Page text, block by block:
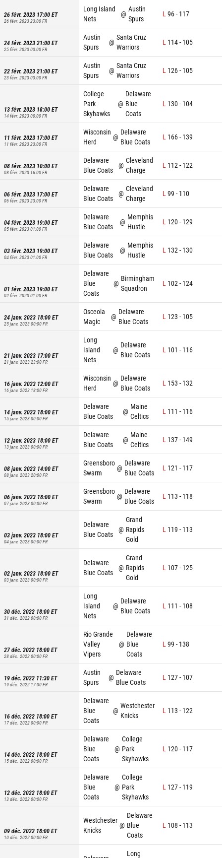
26 févr. 2023 17:00ET
26 févr. 2023 23:00FR
Long Island
Nets
@
Austin
Spurs
L96- 117
24 févr. 2023 21:00ET
25 févr. 2023 03:00FR
Austin
Spurs
@
Santa Cruz
Warriors
L 114- 105
22 févr. 2023 21:00ET
23 févr. 2023 03:00FR
Austin
Spurs
@
Santa Cruz
Warriors
L 126- 105
13 févr. 2023 18:00ET
14 févr. 2023 00:00FR
College
Park
Skyhawks
@
Delaware
Blue
Coats
L 130- 104
11 févr. 2023 17:00ET
11 févr. 2023 23:00FR
Wisconsin
Herd
@
Delaware
Blue Coats
L 166- 139
08 févr. 2023 10:00ET
08 févr. 2023 16:00FR
Delaware
Blue Coats
@
Cleveland
Charge
L 112- 122
06 févr. 2023 17:00ET
06 févr. 2023 23:00FR
Delaware
Blue Coats
@
Cleveland
Charge
L99 - 110
04 févr. 2023 19:00ET
05 févr. 2023 01:00FR
Delaware
Blue Coats
@
Memphis
Hustle
L 120- 129
03 févr. 2023 19:00ET
04 févr. 2023 01:00FR
Delaware
Blue Coats
@
Memphis
Hustle
L 132- 130
01 févr. 2023 19:00ET
02 févr. 2023 01:00FR
Delaware
Blue
Coats
@
Birmingham
Squadron
L 102- 124
24 janv. 2023 18:00ET
25 janv. 2023 00:00FR
Osceola
Magic
@
Delaware
Blue Coats
L 123 - 105
21 janv. 2023 17:00ET
21 janv. 2023 23:00FR
Long
Island
Nets
@
Delaware
Blue Coats
L 101 - 116
16 janv. 2023 12:00ET
16 janv. 2023 18:00FR
Wisconsin
Herd
@
Delaware
Blue Coats
L 153 - 132
14 janv. 2023 18:00ET
15 janv. 2023 00:00FR
Delaware
Blue Coats
@
Maine
Celtics
L 111 - 116
12 janv. 2023 18:00ET
13 janv. 2023 00:00FR
Delaware
Blue Coats
@
Maine
Celtics
L 137- 149
08 janv. 2023 14:00ET
08 janv. 2023 20:00FR
Greensboro
Swarm
@
Delaware
Blue Coats
L 121 - 117
06 janv. 2023 18:00ET
07 janv. 2023 00:00FR
Greensboro
Swarm
@
Delaware
Blue Coats
L 113 - 118
03 janv. 2023 18:00ET
04 janv. 2023 00:00FR
Delaware
Blue Coats
@
Grand
Rapids
Gold
L 119 - 113
02 janv. 2023 18:00ET
03 janv. 2023 00:00FR
Delaware
Blue Coats
@
Grand
Rapids
Gold
L 107- 125
30 déc. 2022 18:00ET
31 déc. 2022 00:00FR
Long
Island
Nets
@
Delaware
Blue Coats
L 111 - 108
27 déc. 2022 18:00ET
28 déc. 2022 00:00FR
Rio Grande
Valley
Vipers
@
Delaware
Blue
Coats
L99 - 138
19 déc. 2022 11:30ET
19 déc. 2022 17:30FR
Austin
Spurs
@
Delaware
Blue Coats
L 127- 107
16 déc. 2022 18:00ET
17 déc. 2022 00:00FR
Delaware
Blue
Coats
@
Westchester
Knicks
L 113 - 122
14 déc. 2022 18:00ET
15 déc. 2022 00:00FR
Delaware
Blue
Coats
@
College
Park
Skyhawks
L 120- 117
12 déc. 2022 18:00ET
13 déc. 2022 00:00FR
Delaware
Blue
Coats
@
College
Park
Skyhawks
L 127- 119
09 déc. 2022 18:00ET
10 déc. 2022 00:00FR
Westchester
Knicks
@
Delaware
Blue
Coats
L 108 - 113
Long